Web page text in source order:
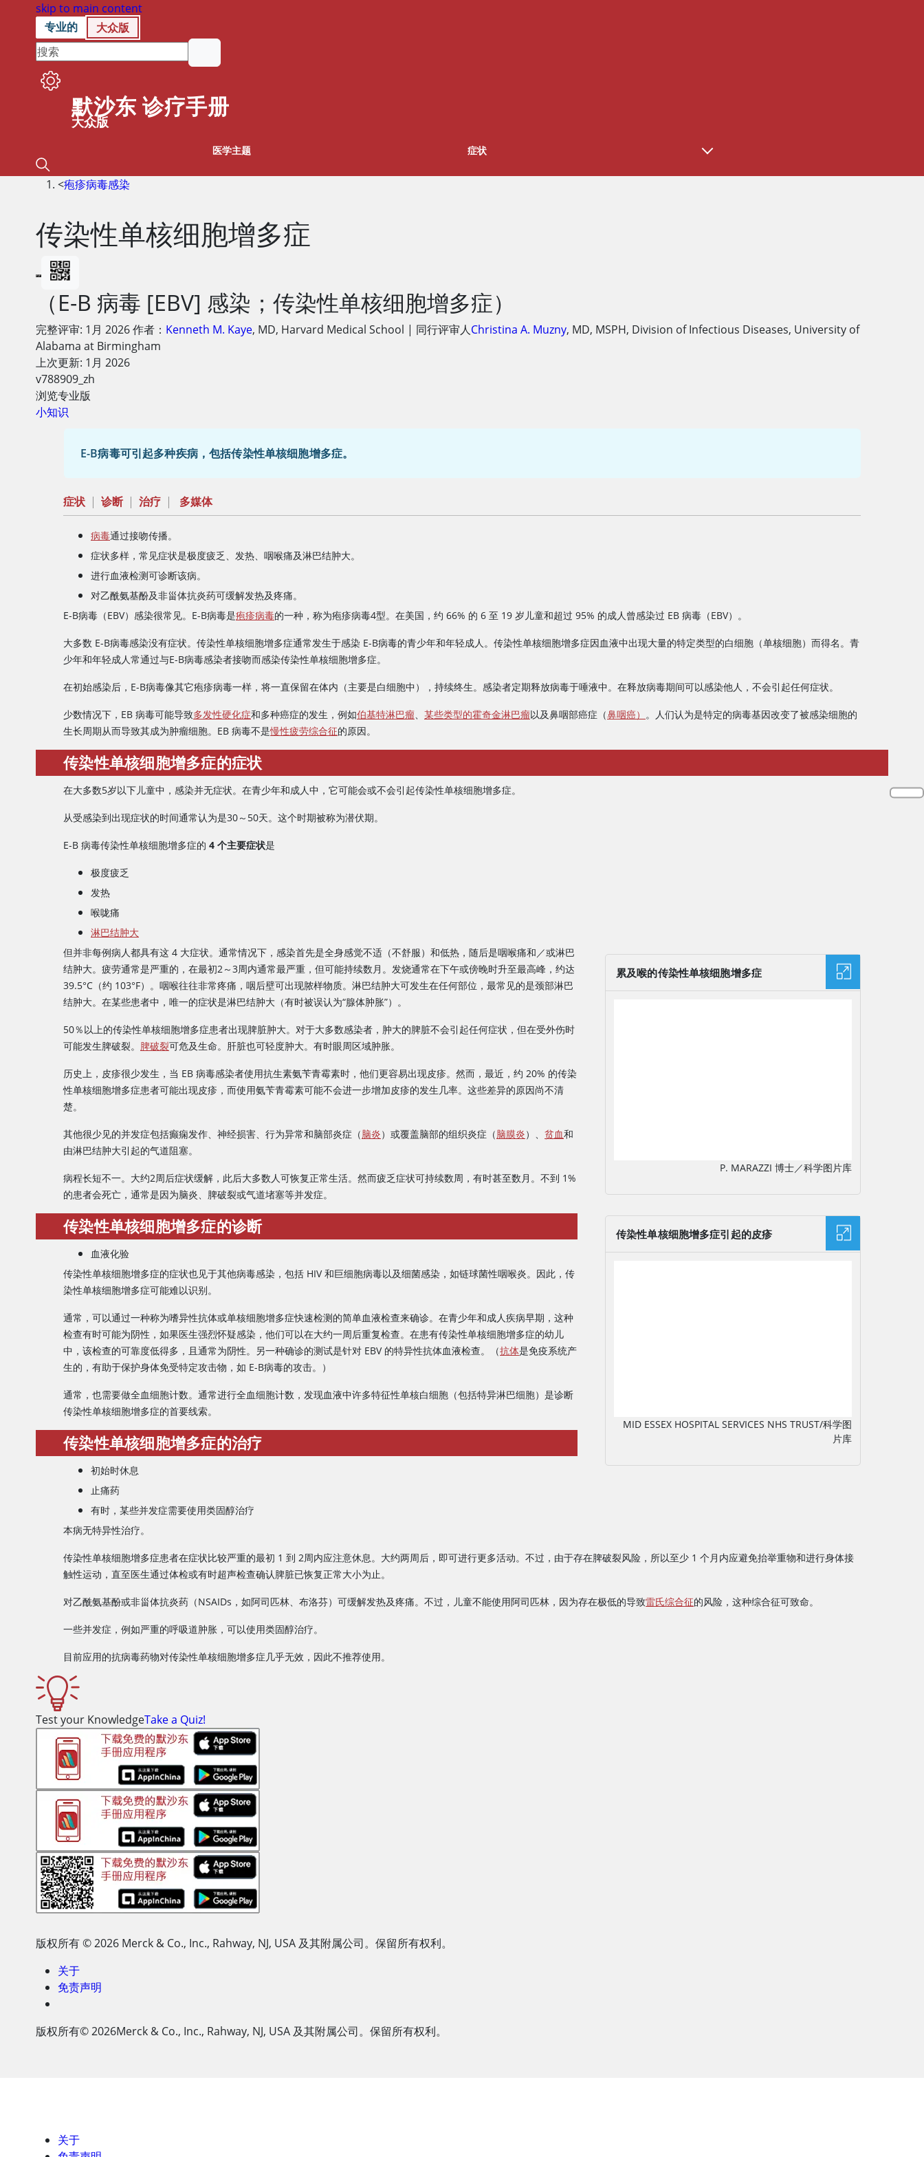
skip to main content
专业的
大众版
默沙东 诊疗手册
大众版
医学主题 症状
<疱疹病毒感染
传染性单核细胞增多症
（E-B 病毒 [EBV] 感染；传染性单核细胞增多症）
完整评审: 1月 2026作者： Kenneth M. Kaye, MD, Harvard Medical School | 同行评审人Christina A. Muzny, MD, MSPH, Division of Infectious Diseases, University of
Alabama at Birmingham
上次更新: 1月 2026
v788909_zh
浏览专业版
小知识
E-B病毒可引起多种疾病，包括传染性单核细胞增多症。
症状 | 诊断 | 治疗 | 多媒体
病毒通过接吻传播。
症状多样，常见症状是极度疲乏、发热、咽喉痛及淋巴结肿大。
进行血液检测可诊断该病。
对乙酰氨基酚及非甾体抗炎药可缓解发热及疼痛。
E-B病毒（EBV）感染很常见。E-B病毒是疱疹病毒的一种，称为疱疹病毒4型。在美国，约 66% 的 6 至 19 岁儿童和超过 95% 的成人曾感染过 EB 病毒（EBV）。
大多数 E-B病毒感染没有症状。传染性单核细胞增多症通常发生于感染 E-B病毒的青少年和年轻成人。传染性单核细胞增多症因血液中出现大量的特定类型的白细胞（单核细胞）而得名。青
少年和年轻成人常通过与E-B病毒感染者接吻而感染传染性单核细胞增多症。
在初始感染后，E-B病毒像其它疱疹病毒一样，将一直保留在体内（主要是白细胞中），持续终生。感染者定期释放病毒于唾液中。在释放病毒期间可以感染他人，不会引起任何症状。
少数情况下，EB 病毒可能导致多发性硬化症和多种癌症的发生，例如伯基特淋巴瘤、 某些类型的霍奇金淋巴瘤以及鼻咽部癌症（鼻咽癌） 。人们认为是特定的病毒基因改变了被感染细胞的
生长周期从而导致其成为肿瘤细胞。EB 病毒不是慢性疲劳综合征的原因。
传染性单核细胞增多症的症状
在大多数5岁以下儿童中，感染并无症状。在青少年和成人中，它可能会或不会引起传染性单核细胞增多症。
从受感染到出现症状的时间通常认为是30～50天。这个时期被称为潜伏期。
E-B 病毒传染性单核细胞增多症的 4 个主要症状是
极度疲乏
发热
喉咙痛
淋巴结肿大
累及喉的传染性单核细胞增多症
P. MARAZZI 博士／科学图片库
但并非每例病人都具有这 4 大症状。通常情况下，感染首先是全身感觉不适（不舒服）和低热，随后是咽喉痛和／或淋巴
结肿大。疲劳通常是严重的，在最初2～3周内通常最严重，但可能持续数月。发烧通常在下午或傍晚时升至最高峰，约达
39.5°C（约 103°F）。咽喉往往非常疼痛，咽后壁可出现脓样物质。淋巴结肿大可发生在任何部位，最常见的是颈部淋巴
结肿大。在某些患者中，唯一的症状是淋巴结肿大（有时被误认为“腺体肿胀”）。
传染性单核细胞增多症引起的皮疹
MID ESSEX HOSPITAL SERVICES NHS TRUST/科学图
片库
50％以上的传染性单核细胞增多症患者出现脾脏肿大。对于大多数感染者，肿大的脾脏不会引起任何症状，但在受外伤时
可能发生脾破裂。 脾破裂可危及生命。肝脏也可轻度肿大。有时眼周区域肿胀。
历史上，皮疹很少发生，当 EB 病毒感染者使用抗生素氨苄青霉素时，他们更容易出现皮疹。然而，最近，约 20% 的传染
性单核细胞增多症患者可能出现皮疹，而使用氨苄青霉素可能不会进一步增加皮疹的发生几率。这些差异的原因尚不清
楚。
其他很少见的并发症包括癫痫发作、神经损害、行为异常和脑部炎症（脑炎）或覆盖脑部的组织炎症（脑膜炎）、 贫血和
由淋巴结肿大引起的气道阻塞。
病程长短不一。大约2周后症状缓解，此后大多数人可恢复正常生活。然而疲乏症状可持续数周，有时甚至数月。不到 1%
的患者会死亡，通常是因为脑炎、脾破裂或气道堵塞等并发症。
传染性单核细胞增多症的诊断
血液化验
传染性单核细胞增多症的症状也见于其他病毒感染，包括 HIV 和巨细胞病毒以及细菌感染，如链球菌性咽喉炎。因此，传
染性单核细胞增多症可能难以识别。
通常，可以通过一种称为嗜异性抗体或单核细胞增多症快速检测的简单血液检查来确诊。在青少年和成人疾病早期，这种
检查有时可能为阴性，如果医生强烈怀疑感染，他们可以在大约一周后重复检查。在患有传染性单核细胞增多症的幼儿
中，该检查的可靠度低得多，且通常为阴性。另一种确诊的测试是针对 EBV 的特异性抗体血液检查。（抗体是免疫系统产
生的，有助于保护身体免受特定攻击物，如 E-B病毒的攻击。）
通常，也需要做全血细胞计数。通常进行全血细胞计数，发现血液中许多特征性单核白细胞（包括特异淋巴细胞）是诊断
传染性单核细胞增多症的首要线索。
传染性单核细胞增多症的治疗
初始时休息
止痛药
有时，某些并发症需要使用类固醇治疗
本病无特异性治疗。
传染性单核细胞增多症患者在症状比较严重的最初 1 到 2周内应注意休息。大约两周后，即可进行更多活动。不过，由于存在脾破裂风险，所以至少 1 个月内应避免抬举重物和进行身体接
触性运动，直至医生通过体检或有时超声检查确认脾脏已恢复正常大小为止。
对乙酰氨基酚或非甾体抗炎药（NSAIDs，如阿司匹林、布洛芬）可缓解发热及疼痛。不过，儿童不能使用阿司匹林，因为存在极低的导致雷氏综合征的风险，这种综合征可致命。
一些并发症，例如严重的呼吸道肿胀，可以使用类固醇治疗。
目前应用的抗病毒药物对传染性单核细胞增多症几乎无效，因此不推荐使用。
Test your KnowledgeTake a Quiz!
版权所有© 2026 Merck & Co., Inc., Rahway, NJ, USA 及其附属公司。保留所有权利。
关于
免责声明
版权所有© 2026Merck & Co., Inc., Rahway, NJ, USA 及其附属公司。保留所有权利。
关于